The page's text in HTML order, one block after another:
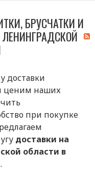
БРУСЧАТКИ И
доставки
ценим наших
при покупке
доставки на
области в
.